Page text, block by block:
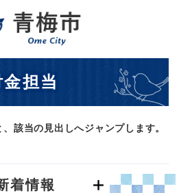
を飛ばして本文へ
担当
該当の見出しへジャンプします。
着情報